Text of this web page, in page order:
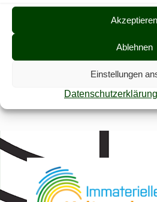
Akzeptieren
Ablehnen
Einstellungen
Datenschutzerklärung
Teilen
Jörg Tolksdorf
Comments are closed.